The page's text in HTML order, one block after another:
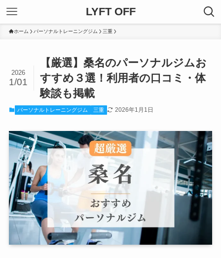
LYFT OFF
ホーム パーソナルトレーニングジム 三重
【厳選】桑名のパーソナルジムお
すすめ３選！利用者の口コミ・体
験談も掲載
2026
1/01
パーソナルトレーニングジム 三重 2026年1月1日